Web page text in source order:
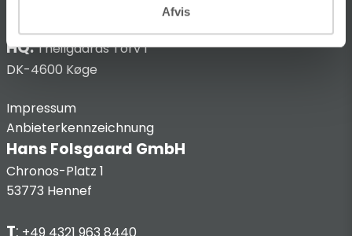
Afvis
HQ:Theilgaards Torv 1
DK-4600 Køge
Impressum
Anbieterkennzeichnung
Hans Folsgaard GmbH
Chronos-Platz 1
53773 Hennef